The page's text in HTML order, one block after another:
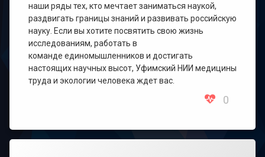
наши ряды тех, кто мечтает заниматься наукой‌,
раздвигать границы знаний и развивать российскую
науку. Если вы хотите посвятить свою жизнь
исследованиям, работать в
команде единомышленников и достигать
настоящих научных высот, Уфимский НИИ медицины
труда и экологии человека ждет вас.
0